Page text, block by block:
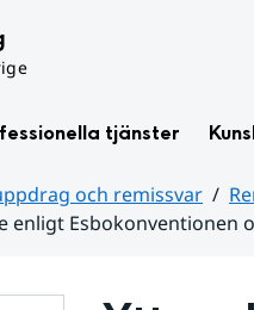
tjänster
och remissvar
enligt